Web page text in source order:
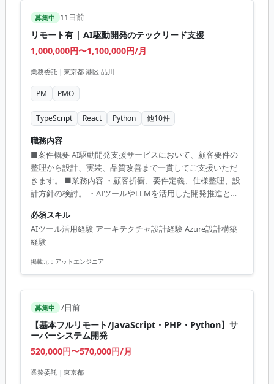
募集中 11日前
リモート有 | AI駆動開発のテックリード支援
1,000,000円〜1,100,000円/月
業務委託 | 東京都 港区 品川
PM PMO
TypeScript React Python 他10件
職務内容
■案件概要 AI駆動開発支援サービスにおいて、顧客要件の
整理から設計、実装、品質改善まで一貫してご支援いただ
きます。 ■業務内容 ・顧客折衝、要件定義、仕様整理、設
計方針の検討。 ・AIツールやLLMを活用した開発推進とコ
設計。 ・インフラ構成検討および開発基盤の整備。 ■開発
環境 TypeScript, Go, Python, React, Next.js, Azure, AWS,
GCP, Docker, Terraform, PostgreSQL
必須スキル
AIツール活用経験 アーキテクチャ設計経験 Azure設計構築
経験
掲載元： アットエンジニア
募集中 7日前
【基本フルリモート/JavaScript・PHP・Python】サ
ーバーシステム開発
520,000円〜570,000円/月
業務委託 | 東京都